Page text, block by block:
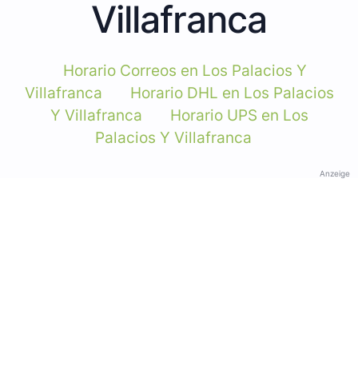
Villafranca
Horario Correos en Los Palacios Y
Villafranca
Horario DHL en Los Palacios
Y Villafranca
Horario UPS en Los
Palacios Y Villafranca
Anzeige